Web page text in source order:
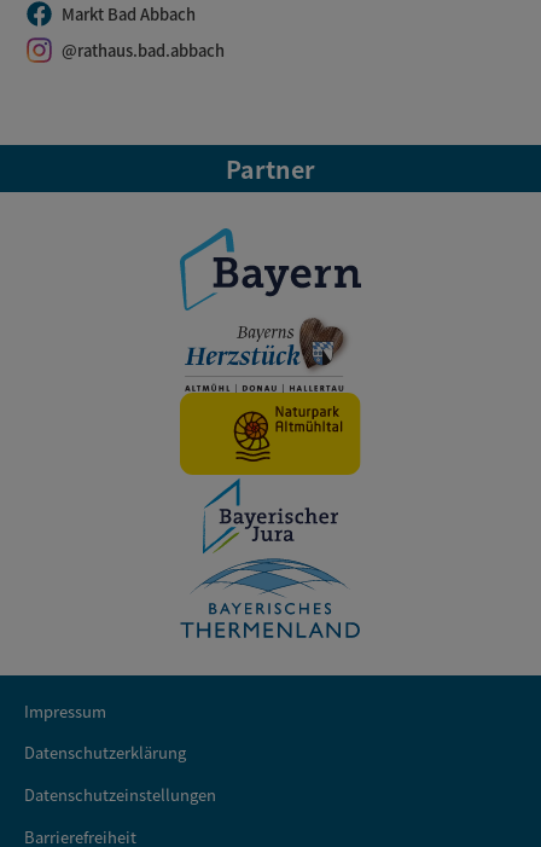
Markt Bad Abbach
@rathaus.bad.abbach
Partner
Impressum
Datenschutzerklärung
Datenschutzeinstellungen
Barrierefreiheit